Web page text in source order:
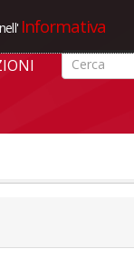
Informativa